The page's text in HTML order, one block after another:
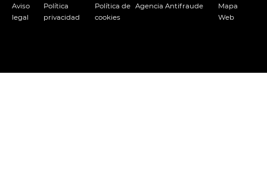
Aviso
legal
Política
privacidad
Política de
cookies
Agencia Antifraude
Mapa
Web